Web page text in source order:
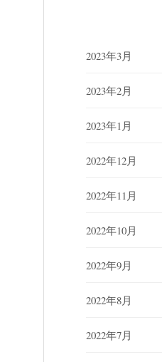
2023年3月
2023年2月
2023年1月
2022年12月
2022年11月
2022年10月
2022年9月
2022年8月
2022年7月